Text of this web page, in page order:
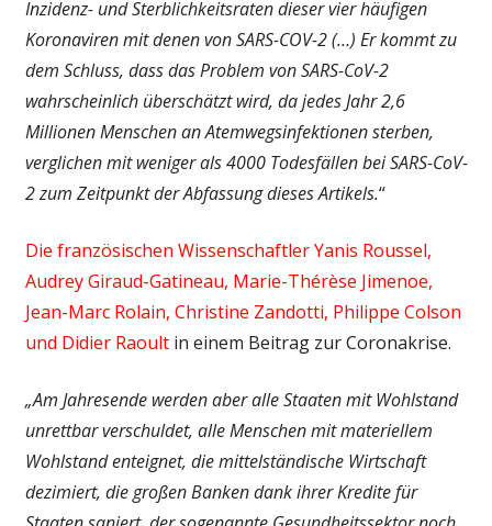
Inzidenz- und Sterblichkeitsraten dieser vier häufigen
Koronaviren mit denen von SARS-COV-2 (…) Er kommt zu
dem Schluss, dass das Problem von SARS-CoV-2
wahrscheinlich überschätzt wird, da jedes Jahr 2,6
Millionen Menschen an Atemwegsinfektionen sterben,
verglichen mit weniger als 4000 Todesfällen bei SARS-CoV-
2 zum Zeitpunkt der Abfassung dieses Artikels.“
Die französischen Wissenschaftler Yanis Roussel,
Audrey Giraud-Gatineau, Marie-Thérèse Jimenoe,
Jean-Marc Rolain, Christine Zandotti, Philippe Colson
und Didier Raoultin einem Beitrag zur Coronakrise.
„Am Jahresende werden aber alle Staaten mit Wohlstand
unrettbar verschuldet, alle Menschen mit materiellem
Wohlstand enteignet, die mittelständische Wirtschaft
dezimiert, die großen Banken dank ihrer Kredite für